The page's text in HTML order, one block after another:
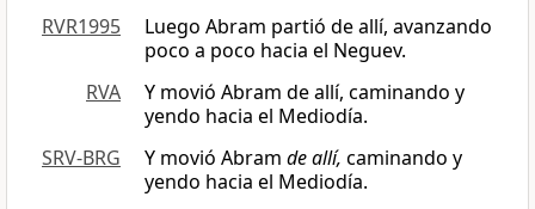
RVR1995
Luego Abram partió de allí, avanzando
poco a poco hacia el Neguev.
RVA
Y movió Abram de allí, caminando y
yendo hacia el Mediodía.
SRV-BRG
Y movió Abram de allí, caminando y
yendo hacia el Mediodía.